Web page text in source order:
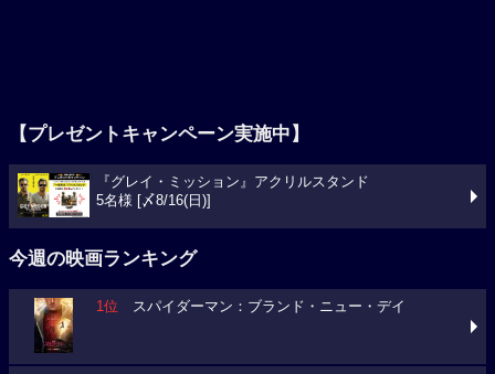
【プレゼントキャンペーン実施中】
『グレイ・ミッション』アクリルスタンド
5名様 [〆8/16(日)]
今週の映画ランキング
1位 スパイダーマン：ブランド・ニュー・デイ